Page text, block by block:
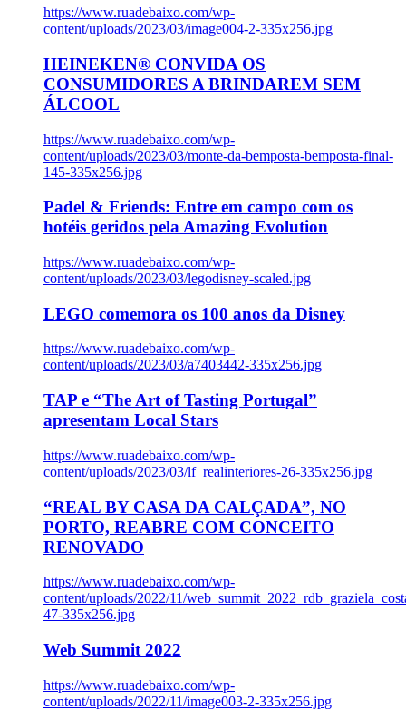
https://www.ruadebaixo.com/wp-
content/uploads/2023/03/image004-2-335x256.jpg
HEINEKEN® CONVIDA OS
CONSUMIDORES A BRINDAREM SEM
ÁLCOOL
https://www.ruadebaixo.com/wp-
content/uploads/2023/03/monte-da-bemposta-bemposta-final-
145-335x256.jpg
Padel & Friends: Entre em campo com os
hotéis geridos pela Amazing Evolution
https://www.ruadebaixo.com/wp-
content/uploads/2023/03/legodisney-scaled.jpg
LEGO comemora os 100 anos da Disney
https://www.ruadebaixo.com/wp-
content/uploads/2023/03/a7403442-335x256.jpg
TAP e “The Art of Tasting Portugal”
apresentam Local Stars
https://www.ruadebaixo.com/wp-
content/uploads/2023/03/lf_realinteriores-26-335x256.jpg
“REAL BY CASA DA CALÇADA”, NO
PORTO, REABRE COM CONCEITO
RENOVADO
https://www.ruadebaixo.com/wp-
content/uploads/2022/11/
47-335x256.jpg
Web Summit 2022
https://www.ruadebaixo.com/wp-
content/uploads/2022/11/image003-2-335x256.jpg